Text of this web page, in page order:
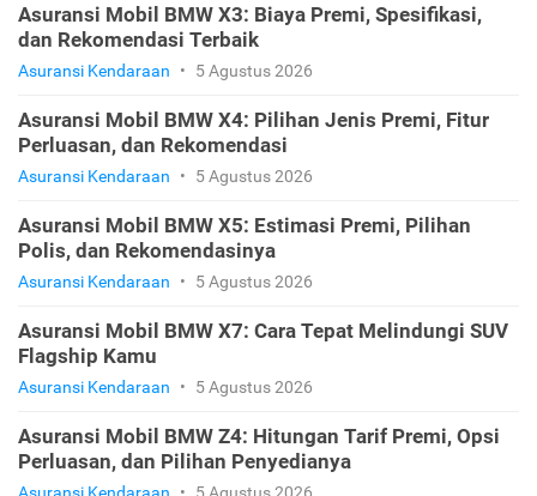
Asuransi Mobil BMW X3: Biaya Premi, Spesifikasi,
dan Rekomendasi Terbaik
Asuransi Kendaraan • 5 Agustus 2026
Asuransi Mobil BMW X4: Pilihan Jenis Premi, Fitur
Perluasan, dan Rekomendasi
Asuransi Kendaraan • 5 Agustus 2026
Asuransi Mobil BMW X5: Estimasi Premi, Pilihan
Polis, dan Rekomendasinya
Asuransi Kendaraan • 5 Agustus 2026
Asuransi Mobil BMW X7: Cara Tepat Melindungi SUV
Flagship Kamu
Asuransi Kendaraan • 5 Agustus 2026
Asuransi Mobil BMW Z4: Hitungan Tarif Premi, Opsi
Perluasan, dan Pilihan Penyedianya
Asuransi Kendaraan • 5 Agustus 2026